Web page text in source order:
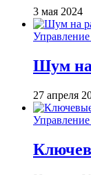
3 мая 2024
Шум на
27 апреля